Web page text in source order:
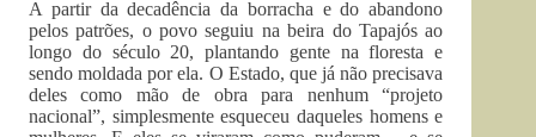
A partir da decadência da borracha e do abandono
pelos patrões, o povo seguiu na beira do Tapajós ao
longo do século 20, plantando gente na floresta e
sendo moldada por ela. O Estado, que já não precisava
deles como mão de obra para nenhum “projeto
nacional”, simplesmente esqueceu daqueles homens e